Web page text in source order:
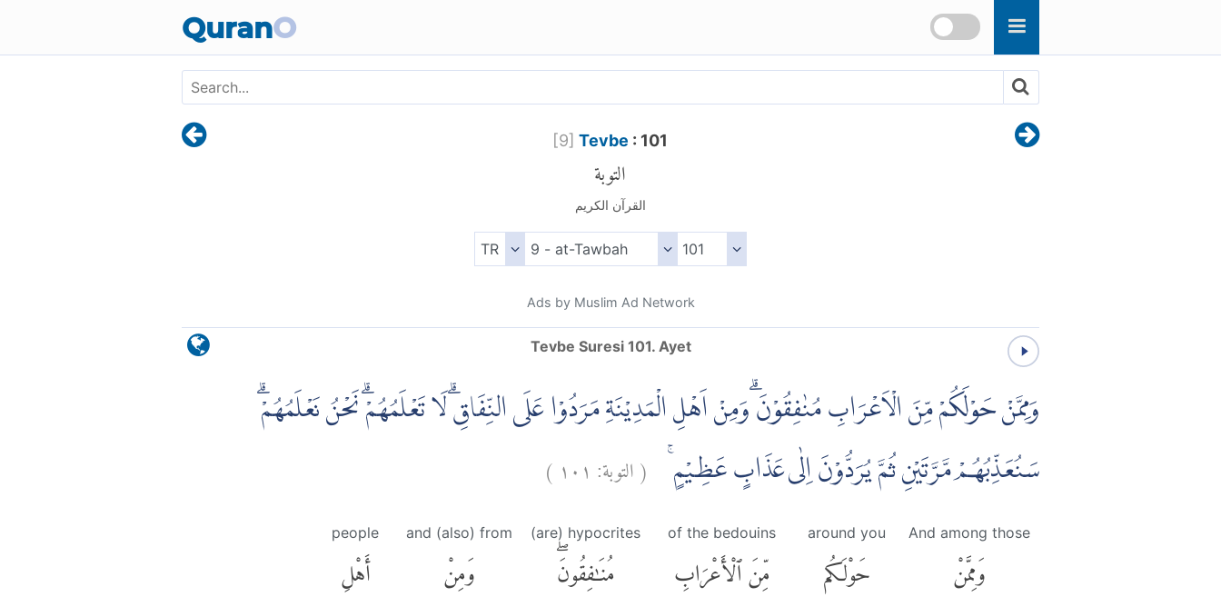
QuranO
[9] Tevbe : 101
التوبة
القرآن الكريم
Ads by Muslim Ad Network
Tevbe Suresi 101. Ayet
وَمِمَّنْ حَوْلَكُمْ مِّنَ الْاَعْرَابِ مُنٰفِقُوْنَ ۗوَمِنْ اَهْلِ الْمَدِيْنَةِ مَرَدُوْا عَلَى النِّفَاقِۗ لَا تَعْلَمُهُمْۗ نَحْنُ نَعْلَمُهُمْۗ
سَنُعَذِّبُهُمْ مَّرَّتَيْنِ ثُمَّ يُرَدُّوْنَ اِلٰى عَذَابٍ عَظِيْمٍ ۚ (التوبة: ١٠١ )
And among those
وَمِمَّنْ
around you
حَوْلَكُم
of the bedouins
مِّنَ ٱلْأَعْرَابِ
(are) hypocrites
مُنَٰفِقُونَۖ
and (also) from
وَمِنْ
people
أَهْلِ